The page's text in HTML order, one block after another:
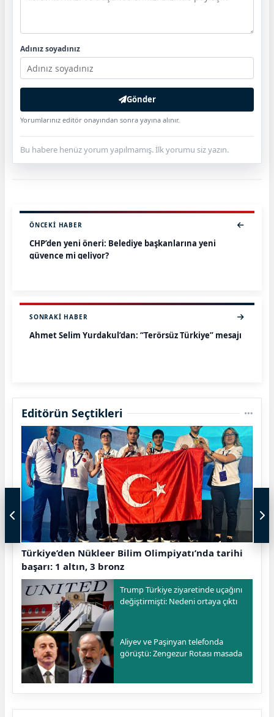
Adınız soyadınız
Gönder
Yorumlarınız editör onayından sonra yayına alınır.
Bu habere henüz yorum yapılmamış. İlk yorumu siz yazın.
ÖNCEKI HABER
CHP’den yeni öneri: Belediye başkanlarına yeni
güvence mi geliyor?
SONRAKI HABER
Ahmet Selim Yurdakul’dan: “Terörsüz Türkiye” mesajı
Editörün Seçtikleri
Türkiye’den Nükleer Bilim Olimpiyatı’nda tarihi
başarı: 1 altın, 3 bronz
Trump Türkiye ziyaretinde uçağını
değiştirmişti: Nedeni ortaya çıktı
Aliyev ve Paşinyan telefonda
görüştü: Zengezur Rotası masada